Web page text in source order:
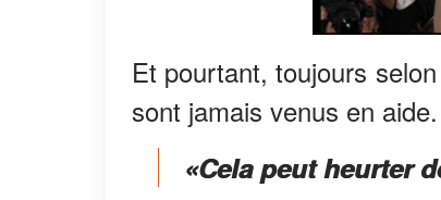
Et pourtant, toujours
sont jamais venus en aide.
«Cela peut heurter